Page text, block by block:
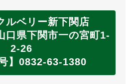
ベリー新下関店
口県下関市一の宮町1-
2-26
】0832-63-1380